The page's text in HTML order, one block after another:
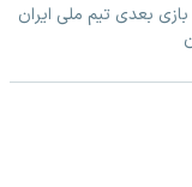
بعدی تیم ملی ایران